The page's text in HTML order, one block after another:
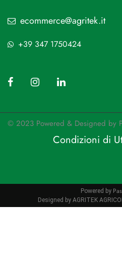
ecommerce@agritek.it
+39 347 1750424
© 2023 Powered & Designed by
Condizioni di
Powered by
Designed by AGRITEK